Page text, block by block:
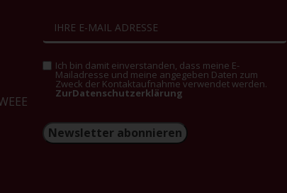
Ich bin damit einverstanden, dass meine E-
Mailadresse und meine angegeben Daten zum
Zweck der Kontaktaufnahme verwendet werden.
ZurDatenschutzerklärung
Newsletter abonnieren